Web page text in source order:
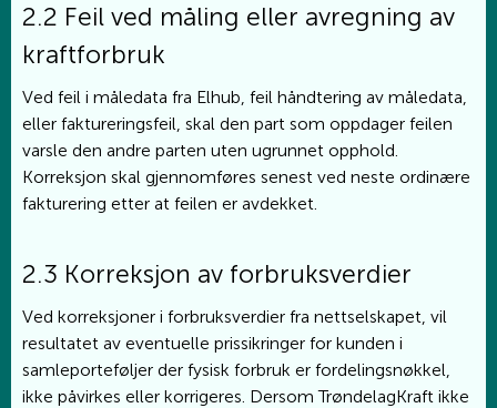
2.2 Feil ved måling eller avregning av
kraftforbruk
Ved feil i måledata fra Elhub, feil håndtering av måledata,
eller faktureringsfeil, skal den part som oppdager feilen
varsle den andre parten uten ugrunnet opphold.
Korreksjon skal gjennomføres senest ved neste ordinære
fakturering etter at feilen er avdekket.
2.3 Korreksjon av forbruksverdier
Ved korreksjoner i forbruksverdier fra nettselskapet, vil
resultatet av eventuelle prissikringer for kunden i
samleporteføljer der fysisk forbruk er fordelingsnøkkel,
ikke påvirkes eller korrigeres. Dersom TrøndelagKraft ikke